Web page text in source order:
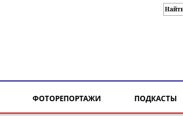
ФОТОРЕПОРТАЖИ ПОДКАСТЫ